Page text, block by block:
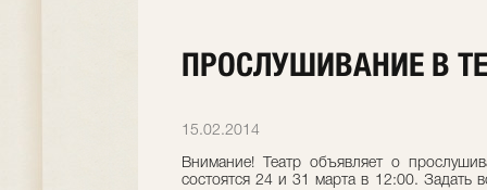
ПРОСЛУШИВАНИЕ В
15.02.2014
Внимание! Театр объявляет о
состоятся 24 и 31 марта в 12:00. Задать